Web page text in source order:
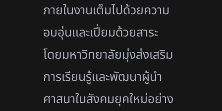
ภายในงานเต็มไปด้วยความ
อบอุ่นและเปี่ยมด้วยสาระ
โดยมหาวิทยาลัยมุ่งส่งเสริม
การเรียนรู้และพัฒนาผู้นำ
ศาสนาในสังคมยุคใหม่อย่าง